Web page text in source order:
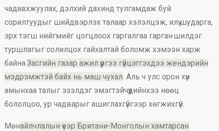
чадавхжуулах, дэлхий дахинд тулгамдаж буй
сорилтуудыг шийдвэрлэх талаар хэлэлцэж, илүү шударга,
эрх тэгш нийгмийг цогцлоох гаргалгаа гарган шилдэг
туршлагыг солилцох гайхалтай боломж хэмээн харж
байна.Засгийн газар ажил үүргээ гүйцэтгэхдээ жендэрийн
мэдрэмжтэй байх нь маш чухал. Аль ч улс орон хүн
амынхаа талыг эзэлдэг эмэгтэйчүүдийнхээ нөөц
бололцоо, ур чадварыг ашиглахгүйгээр хөгжихгүй.
Мөнайлчлалын үеэр Британи-Монголын хамтарсан